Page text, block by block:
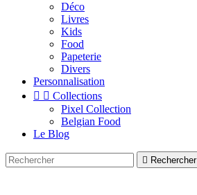
Déco
Livres
Kids
Food
Papeterie
Divers
Personnalisation
  Collections
Pixel Collection
Belgian Food
Le Blog
 Rechercher